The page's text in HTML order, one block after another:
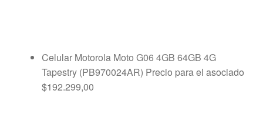
Celular Motorola Moto G06 4GB 64GB 4G
Tapestry (PB970024AR) Precio para el asociado
$192.299,00